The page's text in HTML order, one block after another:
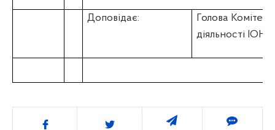
Доповідає:
Голова
діяльності
Поділитись